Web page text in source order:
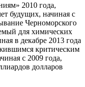
2010 года,
будущих, начиная с
Черноморского
для химических
в декабре 2013 года
критическим
с 2009 года,
долларов